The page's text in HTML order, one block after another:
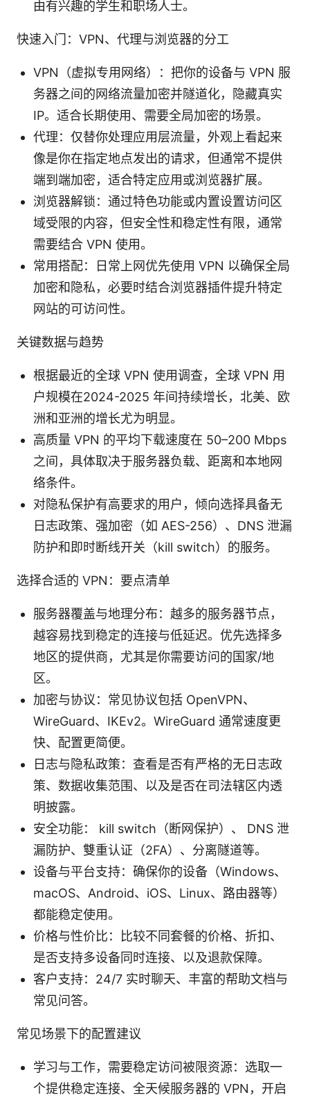
由有兴趣的学生和职场人士。
快速入门：VPN、代理与浏览器的分工
VPN（虚拟专用网络）：把你的设备与 VPN 服
务器之间的网络流量加密并隧道化，隐藏真实
IP。适合长期使用、需要全局加密的场景。
代理：仅替你处理应用层流量，外观上看起来
像是你在指定地点发出的请求，但通常不提供
端到端加密，适合特定应用或浏览器扩展。
浏览器解锁：通过特色功能或内置设置访问区
域受限的内容，但安全性和稳定性有限，通常
需要结合 VPN 使用。
常用搭配：日常上网优先使用 VPN 以确保全局
加密和隐私，必要时结合浏览器插件提升特定
网站的可访问性。
关键数据与趋势
根据最近的全球 VPN 使用调查，全球 VPN 用
户规模在2024-2025 年间持续增长，北美、欧
洲和亚洲的增长尤为明显。
高质量 VPN 的平均下载速度在 50–200 Mbps
之间，具体取决于服务器负载、距离和本地网
络条件。
对隐私保护有高要求的用户，倾向选择具备无
日志政策、强加密（如 AES-256）、DNS 泄漏
防护和即时断线开关（kill switch）的服务。
选择合适的 VPN：要点清单
服务器覆盖与地理分布：越多的服务器节点，
越容易找到稳定的连接与低延迟。优先选择多
地区的提供商，尤其是你需要访问的国家/地
区。
加密与协议：常见协议包括 OpenVPN、
WireGuard、IKEv2。WireGuard 通常速度更
快、配置更简便。
日志与隐私政策：查看是否有严格的无日志政
策、数据收集范围、以及是否在司法辖区内透
明披露。
安全功能： kill switch（断网保护）、 DNS 泄
漏防护、雙重认证（2FA）、分离隧道等。
设备与平台支持：确保你的设备（Windows、
macOS、Android、iOS、Linux、路由器等）
都能稳定使用。
价格与性价比：比较不同套餐的价格、折扣、
是否支持多设备同时连接、以及退款保障。
客户支持：24/7 实时聊天、丰富的帮助文档与
常见问答。
常见场景下的配置建议
学习与工作，需要稳定访问被限资源：选取一
个提供稳定连接、全天候服务器的 VPN，开启